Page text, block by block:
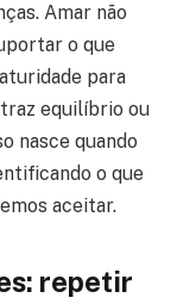
Amar não
o que
para
equilíbrio ou
nasce quando
o que
aceitar.
repetir